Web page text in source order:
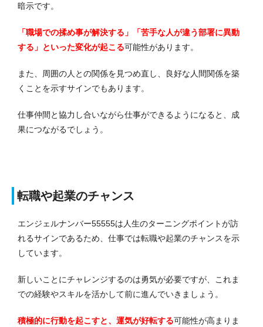
暗示です。
「職場での揉め事が解決する」「苦手な人が違う部署に異動
する」といった変化が起こる可能性があります。
また、周囲の人との関係を見つめ直し、良好な人間関係を築
くことを示すサインでもあります。
仕事仲間と協力し合いながら仕事ができるようになると、成
果につながるでしょう。
転職や起業のチャンス
エンジェルナンバー55555は人生のターニングポイントが訪
れるサインであるため、仕事では転職や起業のチャンスを示
しています。
新しいことにチャレンジするのは勇気が必要ですが、これま
での経験やスキルを活かして前に進んでいきましょう。
積極的に行動を起こすと、運気が好転する可能性が高まりま